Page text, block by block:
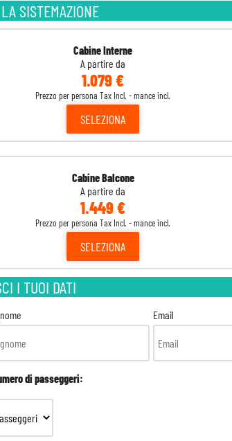
SISTEMAZIONE
Cabine Interne
A partire da
1.079 €
Prezzo per persona Tax Incl. - mance incl.
SELEZIONA
Cabine Balcone
A partire da
1.449 €
Prezzo per persona Tax Incl. - mance incl.
SELEZIONA
I TUOI DATI
Email
di passeggeri: